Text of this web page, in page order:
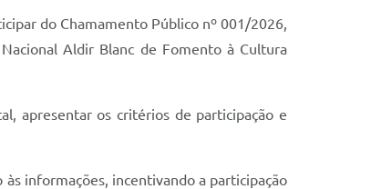
do Chamamento Público nº 001/2026,
Aldir Blanc de Fomento à Cultura
apresentar os critérios de participação e
informações, incentivando a participação